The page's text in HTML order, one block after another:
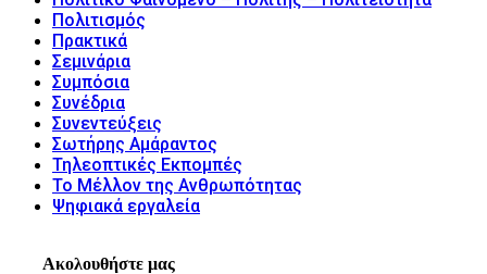
Πολιτισμός
Πρακτικά
Σεμινάρια
Συμπόσια
Συνέδρια
Συνεντεύξεις
Σωτήρης Αμάραντος
Τηλεοπτικές Εκπομπές
Το Μέλλον της Ανθρωπότητας
Ψηφιακά εργαλεία
Ακολουθήστε μας